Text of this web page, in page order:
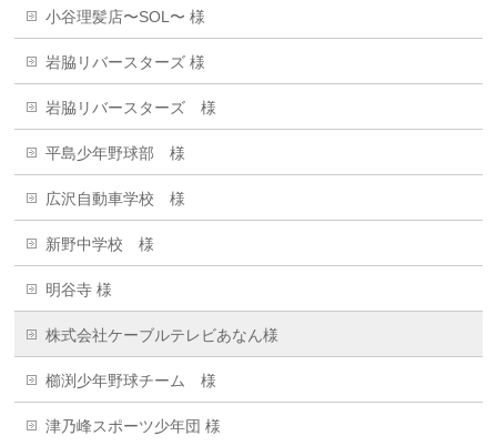
小谷理髪店〜SOL〜 様
岩脇リバースターズ 様
岩脇リバースターズ 様
平島少年野球部 様
広沢自動車学校 様
新野中学校 様
明谷寺 様
株式会社ケーブルテレビあなん様
櫛渕少年野球チーム 様
津乃峰スポーツ少年団 様